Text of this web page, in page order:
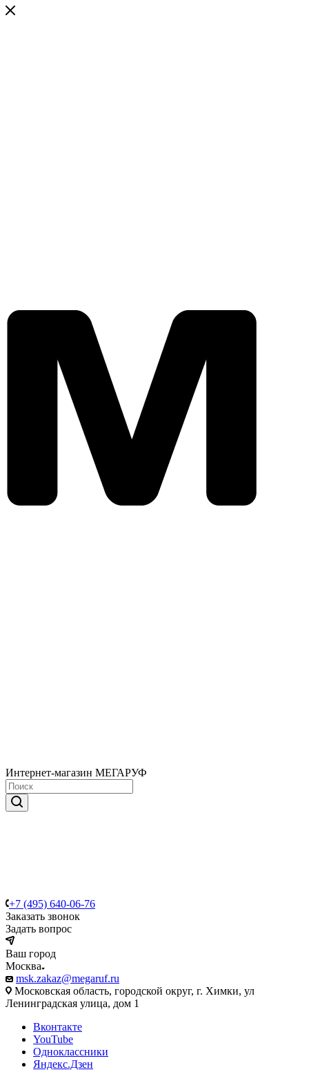
Интернет-магазин МЕГАРУФ
+7 (495) 640-06-76
Заказать звонок
Задать вопрос
Ваш город
Москва
msk.zakaz@megaruf.ru
Московская область, городской округ, г. Химки, ул
Ленинградская улица, дом 1
Вконтакте
YouTube
Одноклассники
Яндекс.Дзен